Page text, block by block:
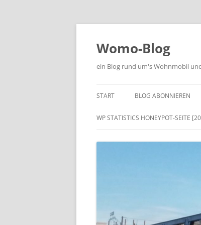
Zum
Womo-Blog
ein Blog rund um's Wohnmobil
START BLOG ABONNIEREN
WP STATISTICS HONEYPOT-SEITE